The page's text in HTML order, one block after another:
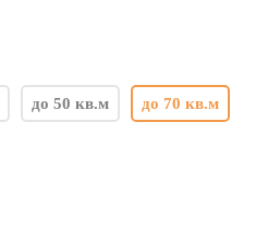
до 50 кв.м до 70 кв.м